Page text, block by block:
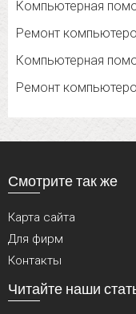
Компьютерная
Ремонт
Компьютерная
Ремонт
Смотрите так же
Карта сайта
Для фирм
Контакты
Читайте наши